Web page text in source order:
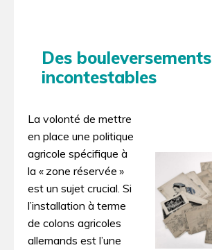
Des bouleversements
incontestables
La volonté de mettre
en place une politique
agricole spécifique à
la « zone réservée »
est un sujet crucial. Si
l’installation à terme
de colons agricoles
allemands est l’une